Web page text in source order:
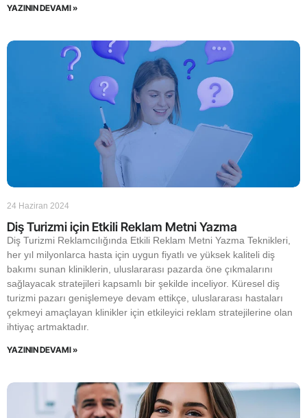
YAZININ DEVAMI »
24 Haziran 2024
Diş Turizmi için Etkili Reklam Metni Yazma
Diş Turizmi Reklamcılığında Etkili Reklam Metni Yazma Teknikleri,
her yıl milyonlarca hasta için uygun fiyatlı ve yüksek kaliteli diş
bakımı sunan kliniklerin, uluslararası pazarda öne çıkmalarını
sağlayacak stratejileri kapsamlı bir şekilde inceliyor. Küresel diş
turizmi pazarı genişlemeye devam ettikçe, uluslararası hastaları
çekmeyi amaçlayan klinikler için etkileyici reklam stratejilerine olan
ihtiyaç artmaktadır.
YAZININ DEVAMI »